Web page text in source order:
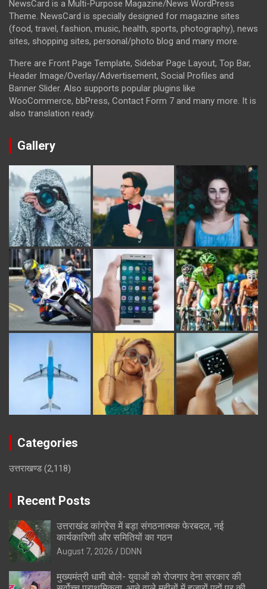
NewsCard is a Multi-Purpose Magazine/News WordPress
Theme. NewsCard is specially designed for magazine sites
(food, travel, fashion, music, health, sports, photography), news
sites, shopping sites, personal/photo blog and many more.
There are Front Page Template, Sidebar Page Layout, Top Bar,
Header Image/Overlay/Advertisement, Social Profiles and
Banner Slider. Also supports popular plugins like
WooCommerce, bbPress, Contact Form 7 and many more. It is
also translation ready.
Gallery
Categories
उत्तराखण्ड(2,118)
Recent Posts
उत्तराखंड कांग्रेस में बड़ा संगठनात्मक फेरबदल, नई
कार्यकारिणी और समितियों का गठन
August 7, 2026 DDNN
मुख्यमंत्री धामी बोले- युवाओं को रोजगार देना सरकार की